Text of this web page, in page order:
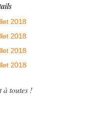
à toutes !